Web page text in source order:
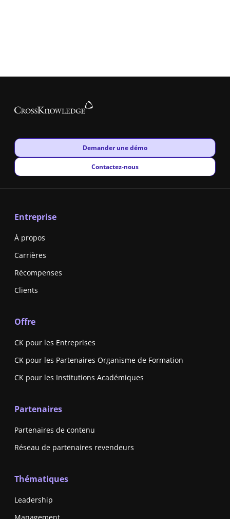
New window
Demander une démo
New window
Contactez-nous
Entreprise
À propos
Carrières
Récompenses
Clients
Offre
CK pour les Entreprises
CK pour les Partenaires Organisme de Formation
CK pour les Institutions Académiques
Partenaires
Partenaires de contenu
Réseau de partenaires revendeurs
Thématiques
Leadership